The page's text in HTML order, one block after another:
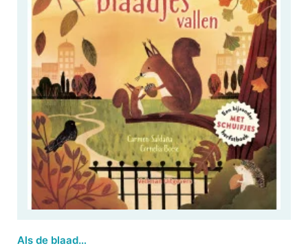
Als de blaadjes vallen